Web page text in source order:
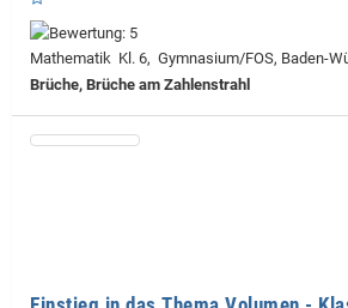
Mathematik Kl. 6, Gymnasium/FOS, Baden-
Brüche, Brüche am Zahlenstrahl